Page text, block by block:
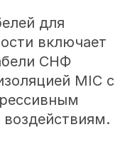
для
включает
СНФ
MIC с